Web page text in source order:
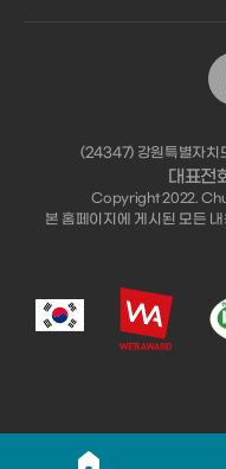
(24347) 강원특별자치
대표전
Copyright 2022.
본 홈페이지에 게시된 모든